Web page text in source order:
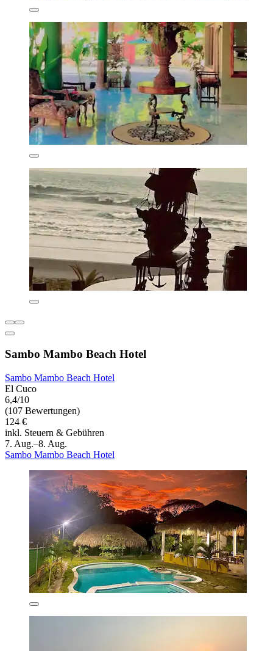
Sambo Mambo Beach Hotel
Sambo Mambo Beach Hotel
El Cuco
6,4/10
(107 Bewertungen)
124 €
inkl. Steuern & Gebühren
7. Aug.–8. Aug.
Sambo Mambo Beach Hotel